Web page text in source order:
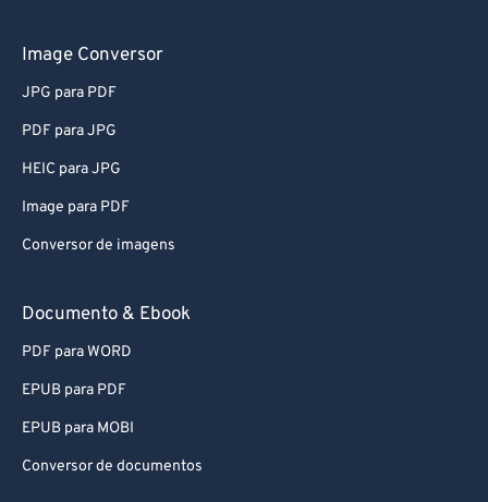
Image Conversor
JPG para PDF
PDF para JPG
HEIC para JPG
Image para PDF
Conversor de imagens
Documento & Ebook
PDF para WORD
EPUB para PDF
EPUB para MOBI
Conversor de documentos